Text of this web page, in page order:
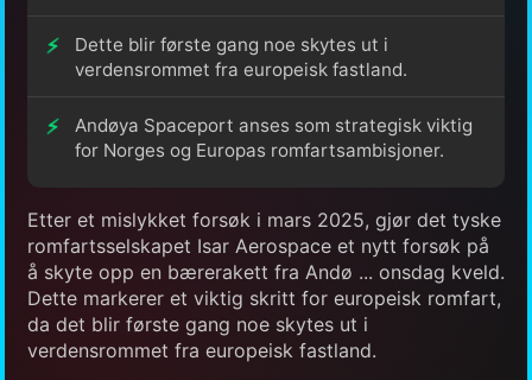
Dette blir første gang noe skytes ut i
verdensrommet fra europeisk fastland.
Andøya Spaceport anses som strategisk viktig
for Norges og Europas romfartsambisjoner.
Etter et mislykket forsøk i mars 2025, gjør det tyske
romfartsselskapet Isar Aerospace et nytt forsøk på
å skyte opp en bærerakett fra Andø ... onsdag kveld.
Dette markerer et viktig skritt for europeisk romfart,
da det blir første gang noe skytes ut i
verdensrommet fra europeisk fastland.